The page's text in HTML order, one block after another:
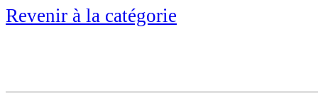
Revenir à la catégorie